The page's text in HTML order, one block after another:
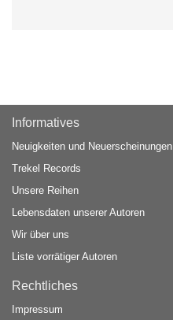
Informatives
Neuigkeiten und Neuerscheinungen
Trekel Records
Unsere Reihen
Lebensdaten unserer Autoren
Wir über uns
Liste vorrätiger Autoren
Rechtliches
Impressum